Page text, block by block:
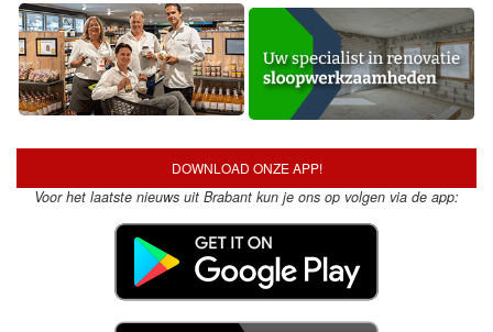
DOWNLOAD ONZE APP!
Voor het laatste nieuws uit Brabant kun je ons op volgen via de app: